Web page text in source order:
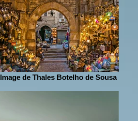
Image de Thales Botelho de Sousa